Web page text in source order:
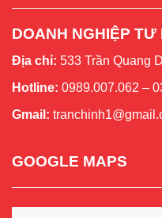
DOANH NGHIỆP
Địa chỉ: 533 Trần Quang
Hotline: 0989.007.062 –
Gmail:
GOOGLE MAPS